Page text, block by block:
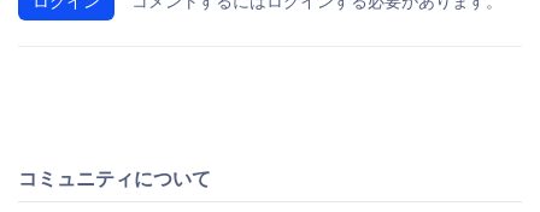
コミュニティについて